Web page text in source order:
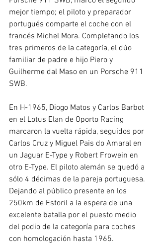
mejor tiempo; el piloto y preparador
portugués comparte el coche con el
francés Michel Mora. Completando los
tres primeros de la categoría, el dúo
familiar de padre e hijo Piero y
Guilherme dal Maso en un Porsche 911
SWB.
En H-1965, Diogo Matos y Carlos Barbot
en el Lotus Elan de Oporto Racing
marcaron la vuelta rápida, seguidos por
Carlos Cruz y Miguel Pais do Amaral en
un Jaguar E-Type y Robert Frowein en
otro E-Type. El piloto alemán se quedó a
sólo 4 décimas de la pareja portuguesa.
Dejando al público presente en los
250km de Estoril a la espera de una
excelente batalla por el puesto medio
del podio de la categoría para coches
con homologación hasta 1965.